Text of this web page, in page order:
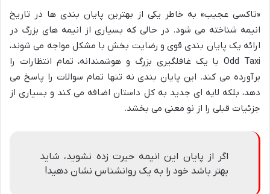
«تاکسی عجیب» به خاطر یکی از بهترین پایان بندی ها در تاریخ
انیمه شناخته می شود. در حالی که بسیاری از انیمه های بزرگ در
ارائه یک پایان بندی قوی و رضایت بخش با مشکل مواجه می شوند،
Odd Taxi با یک غافلگیری بزرگ و هوشمندانه، تمام انتظارات را
برآورده می کند. این پایان بندی نه تنها تمام سوالات را پاسخ می
دهد، بلکه لایه ای جدید به کل داستان اضافه می کند و بسیاری از
جزئیات قبلی را از نو معنی می بخشد.
اگر از پایان این انیمه حیرت زده نشوید، شاید
بهتر باشد خود را به یک روانشناس نشان دهید!